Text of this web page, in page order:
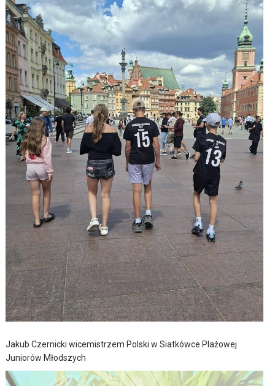
Jakub Czernicki wicemistrzem Polski w Siatkówce Plażowej
Juniorów Młodszych